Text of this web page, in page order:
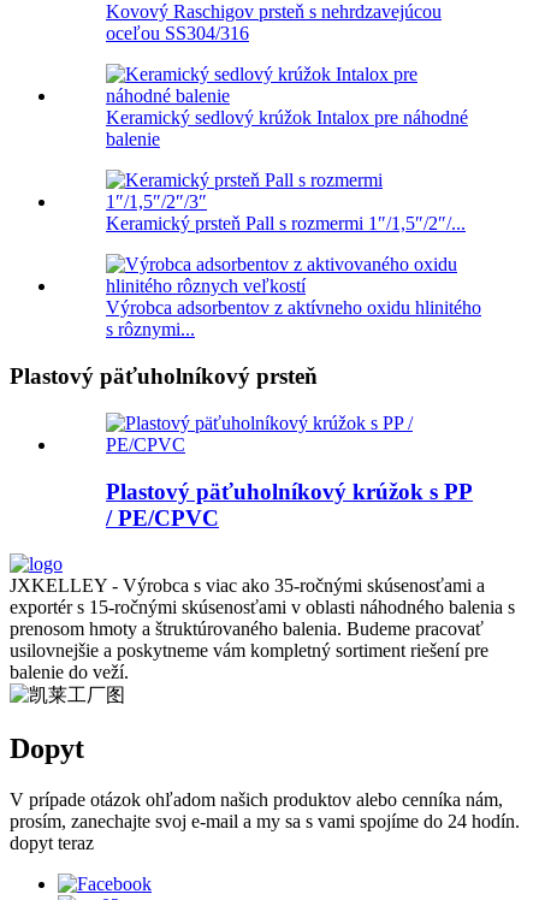
Kovový Raschigov prsteň s nehrdzavejúcou
oceľou SS304/316
Keramický sedlový krúžok Intalox pre náhodné
balenie
Keramický prsteň Pall s rozmermi 1″/1,5″/2″/...
Výrobca adsorbentov z aktívneho oxidu hlinitého
s rôznymi...
Plastový päťuholníkový prsteň
Plastový päťuholníkový krúžok s PP
/ PE/CPVC
JXKELLEY - Výrobca s viac ako 35-ročnými skúsenosťami a
exportér s 15-ročnými skúsenosťami v oblasti náhodného balenia s
prenosom hmoty a štruktúrovaného balenia. Budeme pracovať
usilovnejšie a poskytneme vám kompletný sortiment riešení pre
balenie do veží.
Dopyt
V prípade otázok ohľadom našich produktov alebo cenníka nám,
prosím, zanechajte svoj e-mail a my sa s vami spojíme do 24 hodín.
dopyt teraz